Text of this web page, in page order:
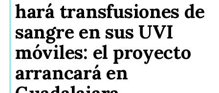
hará transfusiones de
sangre en sus UVI
móviles: el proyecto
arrancará en